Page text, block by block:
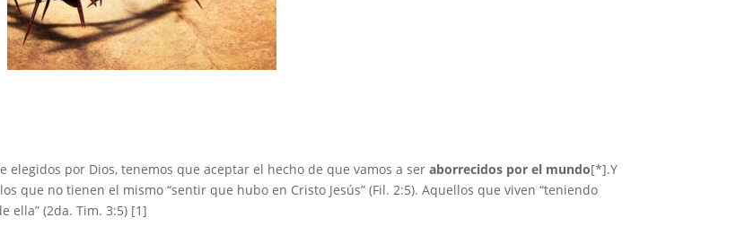
elegidos por Dios, tenemos que aceptar el hecho de que vamos a seraborrecidos por el mundo[*].Y
que no tienen el mismo “sentir que hubo en Cristo Jesús” (Fil. 2:5). Aquellos que viven “teniendo
ella” (2da. Tim. 3:5) [1]